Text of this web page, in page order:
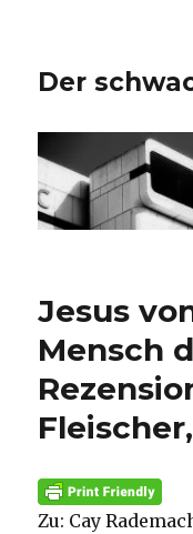
Der
Jesus
Mensch
Zu: Cay